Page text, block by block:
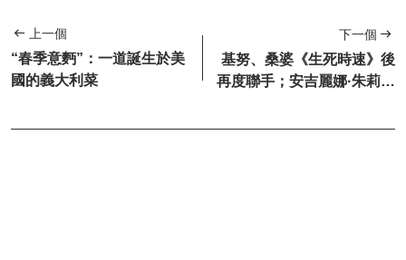
上一個
“春季意麪”：一道誕生於美
國的義大利菜
下一個
基努、桑婆《生死時速》後
再度聯手；安吉麗娜·朱莉同